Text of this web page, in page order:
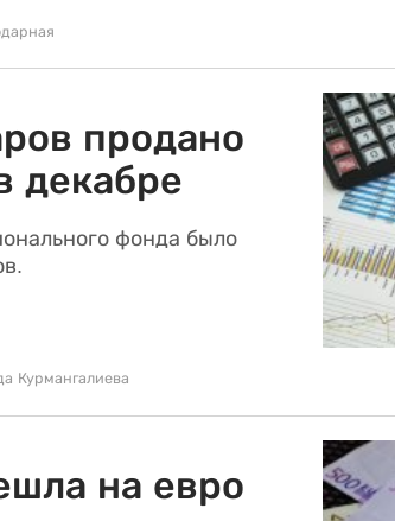
продано
декабре
фонда было
Курмангалиева
на евро